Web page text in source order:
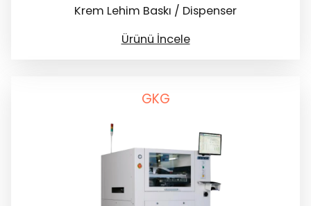
Krem Lehim Baskı / Dispenser
Ürünü İncele
GKG